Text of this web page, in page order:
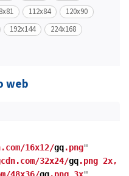
112x84
120x90
192x144
224x168
web
16x12/gq.png"
32x24/gq.png 2x,